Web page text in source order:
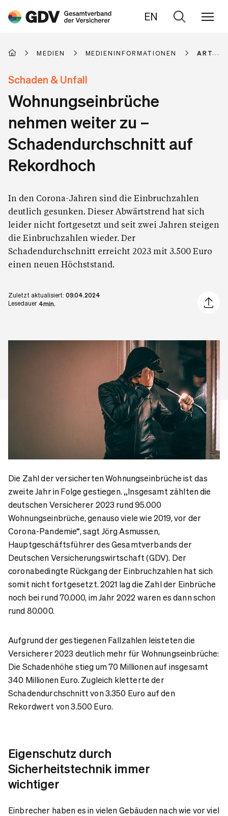
EN
Zur
MEDIEN MEDIENINFORMATIONEN
Schaden & Unfall
Wohnungseinbrüche
nehmen weiter zu –
Schadendurchschnitt auf
Rekordhoch
In den Corona-Jahren sind die Einbruchzahlen
deutlich gesunken. Dieser Abwärtstrend hat sich
leider nicht fortgesetzt und seit zwei Jahren steigen
die Einbruchzahlen wieder. Der
Schadendurchschnitt erreicht 2023 mit 3.500 Euro
einen neuen Höchststand.
Zuletzt aktualisiert: 09.04.2024
Lesedauer 4min.
Artikel
Die Zahl der versicherten Wohnungseinbrüche ist das
zweite Jahr in Folge gestiegen. „Insgesamt zählten die
deutschen Versicherer 2023 rund 95.000
Wohnungseinbrüche, genauso viele wie 2019, vor der
Corona-Pandemie“, sagt Jörg Asmussen,
Hauptgeschäftsführer des Gesamtverbands der
Deutschen Versicherungswirtschaft (GDV). Der
coronabedingte Rückgang der Einbruchzahlen hat sich
somit nicht fortgesetzt. 2021 lag die Zahl der Einbrüche
noch bei rund 70.000, im Jahr 2022 waren es dann schon
rund 80.000.
Aufgrund der gestiegenen Fallzahlen leisteten die
Versicherer 2023 deutlich mehr für Wohnungseinbrüche:
Die Schadenhöhe stieg um 70 Millionen auf insgesamt
340 Millionen Euro. Zugleich kletterte der
Schadendurchschnitt von 3.350 Euro auf den
Rekordwert von 3.500 Euro.
Eigenschutz durch
Sicherheitstechnik immer
wichtiger
Einbrecher haben es in vielen Gebäuden nach wie vor viel